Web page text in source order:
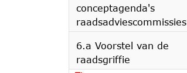
conceptagenda's
raadsadviescommissies
6.a Voorstel van de
raadsgriffie